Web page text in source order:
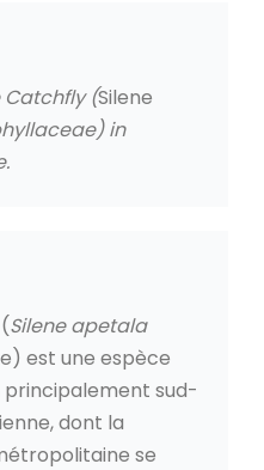
Catchfly (Silene
in
Silene apetala
est une espèce
sud-
dont la
se